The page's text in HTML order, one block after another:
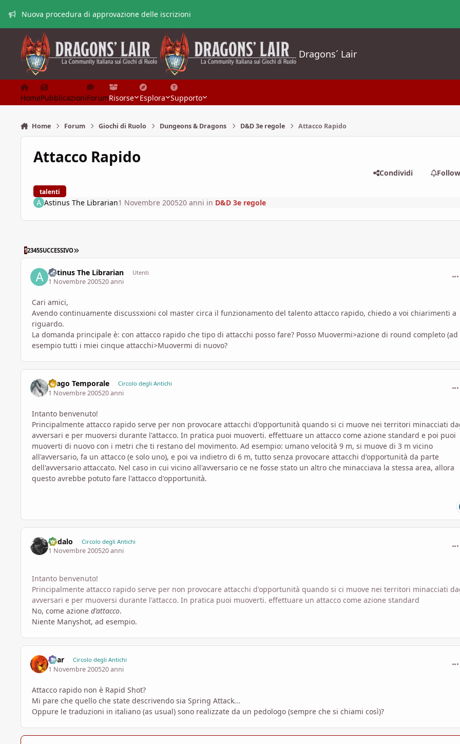
Nuova procedura di approvazione delle iscrizioni
Dragons´ Lair
HomePubblicazioniForumRisorse Esplora Supporto
Home Forum Giochi di Ruolo Dungeons & Dragons D&D 3e regole Attacco Rapido
Attacco Rapido
talenti
Condividi
Astinus The Librarian1 Novembre 200520 anni in D&D 3e regole
12345SUCCESSIVO ULTIMA PAGINA
Astinus The Librarian Utenti
1 Novembre 200520 anni
Cari amici,
Avendo continuamente discussxioni col master circa il funzionamento del talento attacco rapido, chiedo a voi chiarimenti a
riguardo.
La domanda principale è: con attacco rapido che tipo di attacchi posso fare? Posso Muovermi>azione di round completo (ad
esempio tutti i miei cinque attacchi>Muovermi di nuovo?
Drago Temporale Circolo degli Antichi
1 Novembre 200520 anni
Intanto benvenuto!
Principalmente attacco rapido serve per non provocare attacchi d'opportunità quando si ci muove nei territori minacciati
avversari e per muoversi durante l'attacco. In pratica puoi muoverti. effettuare un attacco come azione standard e poi puoi
muoverti di nuovo con i metri che ti restano del movimento. Ad esempio: umano velocità 9 m, si muove di 3 m vicino
all'avversario, fa un attacco (e solo uno), e poi va indietro di 6 m, tutto senza provocare attacchi d'opportunità da parte
dell'avversario attaccato. Nel caso in cui vicino all'avversario ce ne fosse stato un altro che minacciava la stessa area, allora
questo avrebbe potuto fare l'attacco d'opportunità.
Dedalo Circolo degli Antichi
1 Novembre 200520 anni
Intanto benvenuto!
Principalmente attacco rapido serve per non provocare attacchi d'opportunità quando si ci muove nei territori minacciati
avversari e per muoversi durante l'attacco. In pratica puoi muoverti. effettuare un attacco come azione standard
No, come azione d'attacco.
Niente Manyshot, ad esempio.
Shar Circolo degli Antichi
1 Novembre 200520 anni
Attacco rapido non è Rapid Shot?
Mi pare che quello che state descrivendo sia Spring Attack...
Oppure le traduzioni in italiano (as usual) sono realizzate da un pedologo (sempre che si chiami così)?